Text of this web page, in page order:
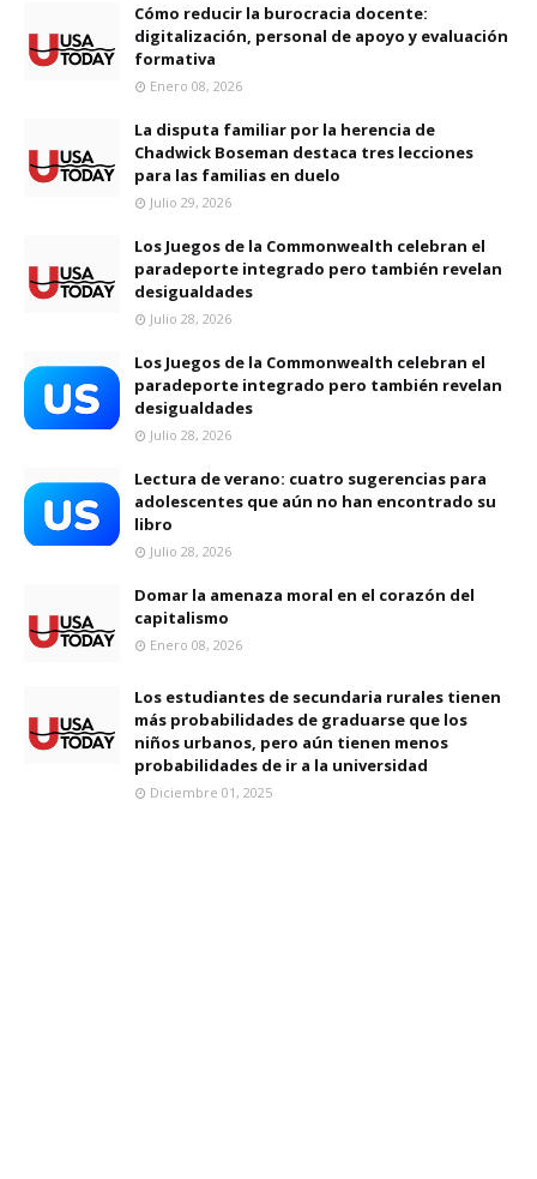
Cómo reducir la burocracia docente:
digitalización, personal de apoyo y evaluación
formativa
Enero 08, 2026
La disputa familiar por la herencia de
Chadwick Boseman destaca tres lecciones
para las familias en duelo
Julio 29, 2026
Los Juegos de la Commonwealth celebran el
paradeporte integrado pero también revelan
desigualdades
Julio 28, 2026
Los Juegos de la Commonwealth celebran el
paradeporte integrado pero también revelan
desigualdades
Julio 28, 2026
Lectura de verano: cuatro sugerencias para
adolescentes que aún no han encontrado su
libro
Julio 28, 2026
Domar la amenaza moral en el corazón del
capitalismo
Enero 08, 2026
Los estudiantes de secundaria rurales tienen
más probabilidades de graduarse que los
niños urbanos, pero aún tienen menos
probabilidades de ir a la universidad
Diciembre 01, 2025